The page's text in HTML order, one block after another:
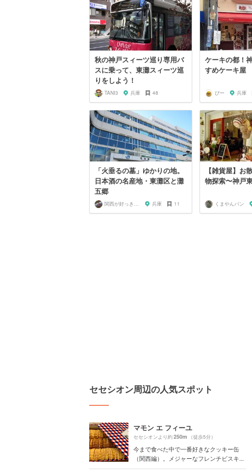
秋の神戸スィーツ巡り専用バ
スに乗って、東灘スィーツ巡
りをしよう！
TANI3 兵庫 48
ケーキの都！
すめケーキ屋
ぴー 兵庫
「火垂るの墓」ゆかりの地。
日本酒の名産地・東灘区と灘
五郷
関西が好っきゃねん 兵庫 11
【雑貨屋】お
物探索〜神戸
くまやんパン
セセシオン周辺の人気スポット
マモン エ フィーユ
セセシオンより約250m （徒歩5分）
今まで食べた中で一番好きなクッキー缶
（関西編）。メジャーなフレンチビスキ...